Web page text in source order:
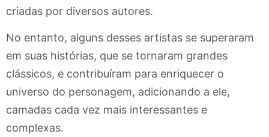
criadas por diversos autores.
No entanto, alguns desses artistas se superaram
em suas histórias, que se tornaram grandes
clássicos, e contribuíram para enriquecer o
universo do personagem, adicionando a ele,
camadas cada vez mais interessantes e
complexas.